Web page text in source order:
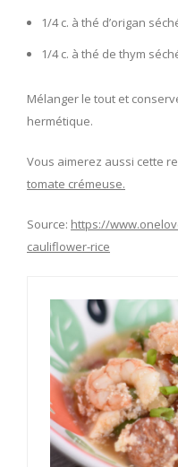
1/4 c. à thé d’origan
1/4 c. à thé de thym
Mélanger le tout et
hermétique.
Vous aimerez aussi cette
tomate crémeuse.
Source: https://
cauliflower-rice